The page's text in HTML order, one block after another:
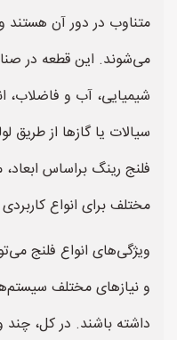
متناوب در دور آن هستند
می‌شوند. این قطعه در
شیمیایی، آب و فاضلاب،
سیالات یا گازها از طریق
فلنج رینگ براساس
مختلف برای انواع
ویژگی‌های انواع فلنج
و نیازهای مختلف
داشته باشند. در کل، چند